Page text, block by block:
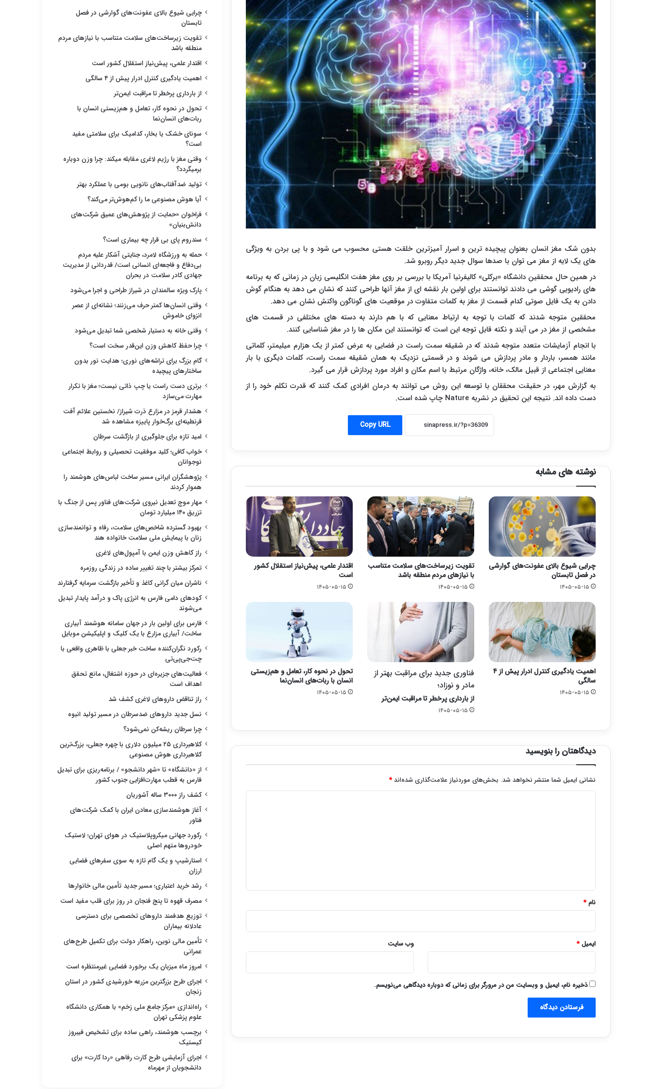
بدون شک مغز انسان بعنوان پیچیده ترین و اسرار آمیزترین خلقت هستی محسوب می شود و با پی بردن به ویژگی
های یک لایه از مغز می توان با صدها سوال جدید دیگر روبرو شد.
در همین حال محققین دانشگاه «برکلی» کالیفرنیا آمریکا با بررسی بر روی مغز هفت انگلیسی زبان در زمانی که به برنامه
های رادیویی گوشی می دادند توانستند برای اولین بار نقشه ای از مغز آنها طراحی کنند که نشان می دهد به هنگام گوش
دادن به یک فایل صوتی کدام قسمت از مغز به کلمات متفاوت در موقعیت های گوناگون واکنش نشان می دهد.
محققین متوجه شدند که کلمات با توجه به ارتباط معنایی که با هم دارند به دسته های مختلفی در قسمت های
مشخصی از مغز در می آیند و نکته قابل توجه این است که توانستند این مکان ها را در مغز شناسایی کنند.
با انجام آزمایشات متعدد متوجه شدند که در شقیقه سمت راست در فضایی به عرض کمتر از یک هزارم میلیمتر، کلماتی
مانند همسر، باردار و مادر پردازش می شوند و در قسمتی نزدیک به همان شقیقه سمت راست، کلمات دیگری با بار
معنایی اجتماعی از قبیل مالک، خانه، واژگان مرتبط با اسم مکان و افراد مورد پردازش قرار می گیرد.
به گزارش مهر، در حقیقت محققان با توسعه این روش می توانند به درمان افرادی کمک کنند که قدرت تکلم خود را از
دست داده اند. نتیجه این تحقیق در نشریه Nature چاپ شده است.
Copy URL
نوشته های مشابه
چرایی شیوع بالای عفونت‌های گوارشی
در فصل تابستان
۱۴۰۵-۰۵-۱۵
تقویت زیرساخت‌های سلامت متناسب
با نیازهای مردم منطقه باشد
۱۴۰۵-۰۵-۱۵
اقتدار علمی، پیش‌نیاز استقلال کشور
است
۱۴۰۵-۰۵-۱۵
اهمیت یادگیری کنترل ادرار پیش از ۴
سالگی
۱۴۰۵-۰۵-۱۵
فناوری جدید برای مراقبت بهتر از
مادر و نوزاد؛
از بارداری پرخطر تا مراقبت ایمن‌تر
۱۴۰۵-۰۵-۱۵
تحول در نحوه کار، تعامل و هم‌زیستی
انسان با ربات‌های انسان‌نما
۱۴۰۵-۰۵-۱۵
دیدگاهتان را بنویسید
نشانی ایمیل شما منتشر نخواهد شد. بخش‌های موردنیاز علامت‌گذاری شده‌اند*
نام*
ایمیل* وب‌ سایت
ذخیره نام، ایمیل و وبسایت من در مرورگر برای زمانی که دوباره دیدگاهی می‌نویسم.
چرایی شیوع بالای عفونت‌های گوارشی در فصل
تابستان
تقویت زیرساخت‌های سلامت متناسب با نیازهای مردم
منطقه باشد
اقتدار علمی، پیش‌نیاز استقلال کشور است
اهمیت یادگیری کنترل ادرار پیش از ۴ سالگی
از بارداری پرخطر تا مراقبت ایمن‌تر
تحول در نحوه کار، تعامل و هم‌زیستی انسان با
ربات‌های انسان‌نما
سونای خشک یا بخار، کدامیک برای سلامتی مفید
است؟
وقتی مغز با رژیم لاغری مقابله میکند: چرا وزن دوباره
برمیگردد؟
تولید ضدآفتاب‌های نانویی بومی با عملکرد بهتر
آیا هوش مصنوعی ما را کم‌هوش‌تر می‌کند؟
فراخوان «حمایت از پژوهش‌های عمیق شرکت‌های
دانش‌بنیان»
سندروم پای بی قرار چه بیماری است؟
حمله به ورزشگاه لامرد، جنایتی آشکار علیه مردم
بی‌دفاع و فاجعه‌ای انسانی است/ قدردانی از مدیریت
جهادی کادر سلامت در بحران
پارک ویژه سالمندان در شیراز طراحی و اجرا می‌شود
وقتی انسان‌ها کمتر حرف می‌زنند؛ نشانه‌ای از عصر
انزوای خاموش
وقتی خانه به دستیار شخصی شما تبدیل می‌شود
چرا حفظ کاهش وزن این‌قدر سخت است؟
گام بزرگ برای تراشه‌های نوری؛ هدایت نور بدون
ساختارهای پیچیده
برتری دست راست یا چپ ذاتی نیست؛ مغز با تکرار
مهارت می‌سازد
هشدار قرمز در مزارع ذرت شیراز/ نخستین علائم آفت
قرنطینه‌ای برگ‌خوار پاییزه مشاهده شد
امید تازه برای جلوگیری از بازگشت سرطان
خواب کافی؛ کلید موفقیت تحصیلی و روابط اجتماعی
نوجوانان
پژوهشگران ایرانی مسیر ساخت لباس‌های هوشمند را
هموار کردند
مهار موج تعدیل نیروی شرکت‌های فناور پس از جنگ با
تزریق ۱۴۰ میلیارد تومان
بهبود گسترده شاخص‌های سلامت، رفاه و توانمندسازی
زنان با پیمایش ملی سلامت خانواده هند
راز کاهش وزن ایمن با آمپول‌های لاغری
تمرکز بیشتر با چند تغییر ساده در زندگی روزمره
ناشران میان گرانی کاغذ و تأخیر بازگشت سرمایه گرفتارند
کودهای دامی فارس به انرژی پاک و درآمد پایدار تبدیل
می‌شوند
فارس برای اولین بار در جهان سامانه هوشمند آبیاری
ساخت/ آبیاری مزارع با یک کلیک و اپلیکیشن موبایل
رکورد نگران‌کننده ساخت خبر جعلی با ظاهری واقعی با
چت‌جی‌پی‌تی
فعالیت‌های جزیره‌ای در حوزه اشتغال، مانع تحقق
اهداف است
راز تناقض داروهای لاغری کشف شد
نسل جدید داروهای ضدسرطان در مسیر تولید انبوه
چرا سرطان ریشه‌کن نمی‌شود؟
کلاهبرداری ۲۵ میلیون دلاری با چهره جعلی، بزرگ‌ترین
کلاهبرداری هوش مصنوعی
از «دانشگاه» تا «شهر دانشجو» / برنامه‌ریزی برای تبدیل
فارس به قطب مهارت‌افزایی جنوب کشور
کشف راز ۳۰۰۰ ساله آشوریان
آغاز هوشمندسازی معادن ایران با کمک شرکت‌های
فناور
رکورد جهانی میکروپلاستیک در هوای تهران؛ لاستیک
خودروها متهم اصلی
استارشیپ و یک گام تازه به سوی سفرهای فضایی
ارزان
رشد خرید اعتباری؛ مسیر جدید تأمین مالی خانوارها
مصرف قهوه تا پنج فنجان در روز برای قلب مفید است
توزیع هدفمند داروهای تخصصی برای دسترسی
عادلانه بیماران
تأمین مالی نوین، راهکار دولت برای تکمیل طرح‌های
عمرانی
امروز ماه میزبان یک برخورد فضایی غیرمنتظره است
اجرای طرح بزرگترین مزرعه خورشیدی کشور در استان
زنجان
راه‌اندازی «مرکز جامع ملی زخم» با همکاری دانشگاه
علوم پزشکی تهران
برچسب هوشمند، راهی ساده برای تشخیص فیبروز
کیستیک
اجرای آزمایشی طرح کارت رفاهی «ردا کارت» برای
دانشجویان از مهرماه